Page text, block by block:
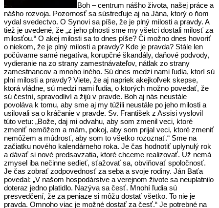
Boh – centrum nášho života, našej práce a
nášho rozvoja. Pozornosť sa sústreďuje aj na Jána, ktorý o ňom
vydal svedectvo. O Synovi sa píše, že je plný milosti a pravdy. A
tiež je uvedené, že „z jeho plnosti sme my všetci dostali milosť za
milosťou.“ O akej milosti sa to dnes píše? Či možno dnes hovoriť
o niekom, že je plný milosti a pravdy? Kde je pravda? Stále len
počúvame samé negatíva, korupčné škandály, daňové podvody,
vydieranie na zo strany zamestnávateľov, nátlak zo strany
zamestnancov a mnoho iného. Sú dnes medzi nami ľudia, ktorí sú
plní milosti a pravdy? Viete, že aj napriek akejkoľvek skepse,
ktorá vládne, sú medzi nami ľudia, o ktorých možno povedať, že
sú čestní, spravodliví a žijú v pravde. Boh aj nás neustále
povoláva k tomu, aby sme aj my túžili neustále po jeho milosti a
usilovali sa o kráčanie v pravde. Sv. František z Assisi vyslovil
túto vetu: „Bože, daj mi odvahu, aby som zmenil veci, ktoré
zmeniť nemôžem a mám, pokoj, aby som prijal veci, ktoré zmeniť
nemôžem a múdrosť, aby som to všetko rozoznať.“ Sme na
začiatku nového kalendárneho roka. Je čas hodnotiť uplynulý rok
a dávať si nové predsavzatia, ktoré chceme realizovať. Už nemá
zmysel iba nečinne sedieť, sťažovať sa, obviňovať spoločnosť.
Je čas zobrať zodpovednosť za seba a svoje rodiny. Ján Baťa
povedal: „V našom hospodárstve a verejnom živote sa neuplatnilo
doteraz jedno platidlo. Nazýva sa česť. Mnohí ľudia sú
presvedčení, že za peniaze si môžu dostať všetko. To nie je
pravda. Omnoho viac je možné dostať za česť.“ Je potrebné na